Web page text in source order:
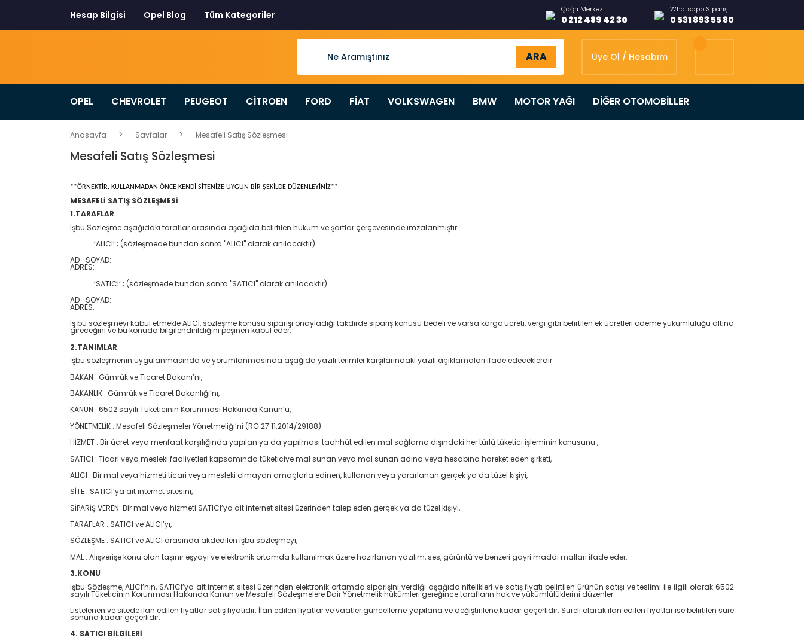
Hesap Bilgisi Opel Blog Tüm Kategoriler Çağrı Merkezi
0 212 489 42 30
Whatsapp Sipariş
0 531 893 55 80
ARA Üye Ol / Hesabım
OPEL CHEVROLET PEUGEOT CİTROEN FORD FİAT VOLKSWAGEN BMW MOTOR YAĞI DİĞER OTOMOBİLLER
Anasayfa Sayfalar Mesafeli Satış Sözleşmesi
Mesafeli Satış Sözleşmesi
**ÖRNEKTİR. KULLANMADAN ÖNCE KENDİ SİTENİZE UYGUN BİR ŞEKİLDE DÜZENLEYİNİZ**
MESAFELİ SATIŞ SÖZLEŞMESİ
1.TARAFLAR
İşbu Sözleşme aşağıdaki taraflar arasında aşağıda belirtilen hüküm ve şartlar çerçevesinde imzalanmıştır.
‘ALICI’ ; (sözleşmede bundan sonra "ALICI" olarak anılacaktır)
AD- SOYAD:
ADRES:
‘SATICI’ ; (sözleşmede bundan sonra "SATICI" olarak anılacaktır)
AD- SOYAD:
ADRES:
İş bu sözleşmeyi kabul etmekle ALICI, sözleşme konusu siparişi onayladığı takdirde sipariş konusu bedeli ve varsa kargo ücreti, vergi gibi belirtilen ek ücretleri ödeme yükümlülüğü altına
gireceğini ve bu konuda bilgilendirildiğini peşinen kabul eder.
2.TANIMLAR
İşbu sözleşmenin uygulanmasında ve yorumlanmasında aşağıda yazılı terimler karşılarındaki yazılı açıklamaları ifade edeceklerdir.
BAKAN : Gümrük ve Ticaret Bakanı’nı,
BAKANLIK : Gümrük ve Ticaret Bakanlığı’nı,
KANUN : 6502 sayılı Tüketicinin Korunması Hakkında Kanun’u,
YÖNETMELİK : Mesafeli Sözleşmeler Yönetmeliği’ni (RG:27.11.2014/29188)
HİZMET : Bir ücret veya menfaat karşılığında yapılan ya da yapılması taahhüt edilen mal sağlama dışındaki her türlü tüketici işleminin konusunu ,
SATICI : Ticari veya mesleki faaliyetleri kapsamında tüketiciye mal sunan veya mal sunan adına veya hesabına hareket eden şirketi,
ALICI : Bir mal veya hizmeti ticari veya mesleki olmayan amaçlarla edinen, kullanan veya yararlanan gerçek ya da tüzel kişiyi,
SİTE : SATICI’ya ait internet sitesini,
SİPARİŞ VEREN: Bir mal veya hizmeti SATICI’ya ait internet sitesi üzerinden talep eden gerçek ya da tüzel kişiyi,
TARAFLAR : SATICI ve ALICI’yı,
SÖZLEŞME : SATICI ve ALICI arasında akdedilen işbu sözleşmeyi,
MAL : Alışverişe konu olan taşınır eşyayı ve elektronik ortamda kullanılmak üzere hazırlanan yazılım, ses, görüntü ve benzeri gayri maddi malları ifade eder.
3.KONU
İşbu Sözleşme, ALICI’nın, SATICI’ya ait internet sitesi üzerinden elektronik ortamda siparişini verdiği aşağıda nitelikleri ve satış fiyatı belirtilen ürünün satışı ve teslimi ile ilgili olarak 6502
sayılı Tüketicinin Korunması Hakkında Kanun ve Mesafeli Sözleşmelere Dair Yönetmelik hükümleri gereğince tarafların hak ve yükümlülüklerini düzenler.
Listelenen ve sitede ilan edilen fiyatlar satış fiyatıdır. İlan edilen fiyatlar ve vaatler güncelleme yapılana ve değiştirilene kadar geçerlidir. Süreli olarak ilan edilen fiyatlar ise belirtilen süre
sonuna kadar geçerlidir.
4. SATICI BİLGİLERİ